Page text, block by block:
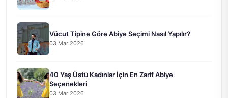
Vücut Tipine Göre Abiye Seçimi Nasıl Yapılır?
03 Mar 2026
40 Yaş Üstü Kadınlar İçin En Zarif Abiye
Seçenekleri
03 Mar 2026